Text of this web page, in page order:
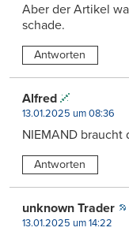
Aber der Artikel
schade.
Antworten
Alfred
13.01.2025 um 08:36
NIEMAND braucht
Antworten
unknown Trader
13.01.2025 um 14:22